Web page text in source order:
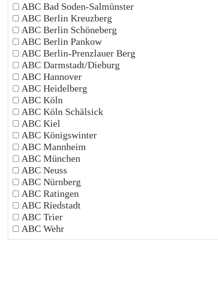
ABC Bad Soden-Salmünster
ABC Berlin Kreuzberg
ABC Berlin Schöneberg
ABC Berlin Pankow
ABC Berlin-Prenzlauer Berg
ABC Darmstadt/Dieburg
ABC Hannover
ABC Heidelberg
ABC Köln
ABC Köln Schälsick
ABC Kiel
ABC Königswinter
ABC Mannheim
ABC München
ABC Neuss
ABC Nürnberg
ABC Ratingen
ABC Riedstadt
ABC Trier
ABC Wehr